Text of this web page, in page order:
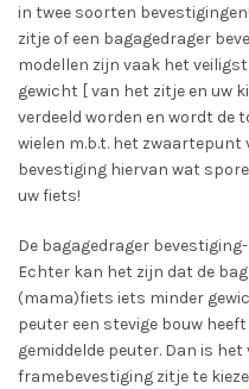
in twee soorten
zitje of een bagagedrager
modellen zijn vaak het
gewicht [ van het zitje en uw
verdeeld worden en wordt de
wielen m.b.t. het zwaartepunt
bevestiging hiervan wat
uw fiets!
De bagagedrager
Echter kan het zijn dat de
(mama)fiets iets minder
peuter een stevige bouw
gemiddelde peuter. Dan is
framebevestiging zitje te